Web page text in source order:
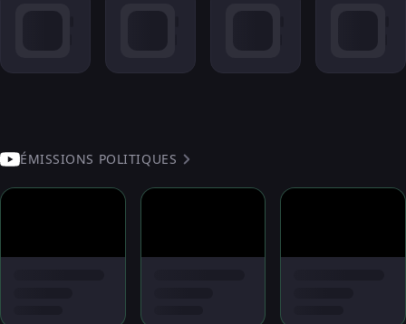
ÉMISSIONS POLITIQUES